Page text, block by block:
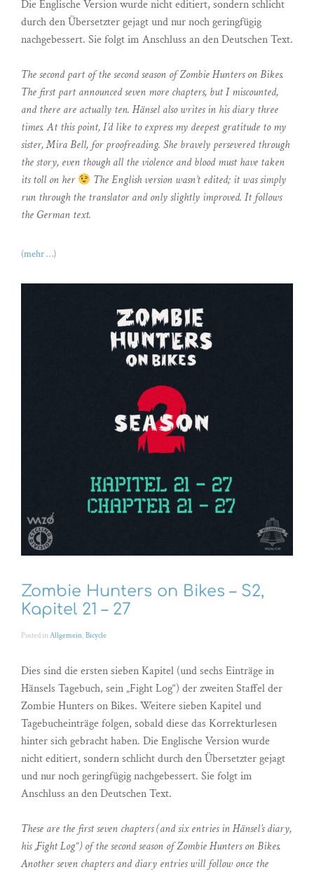
Die Englische Version wurde nicht editiert, sondern schlicht
durch den Übersetzter gejagt und nur noch geringfügig
nachgebessert. Sie folgt im Anschluss an den Deutschen Text.
The second part of the second season of Zombie Hunters on Bikes.
The first part announced seven more chapters, but I miscounted,
and there are actually ten. Hänsel also writes in his diary three
times. At this point, I’d like to express my deepest gratitude to my
sister, Mira Bell, for proofreading. She bravely persevered through
the story, even though all the violence and blood must have taken
its toll on her
The English version wasn’t edited; it was simply
run through the translator and only slightly improved. It follows
the German text.
(mehr …)
Zombie Hunters on Bikes – S2,
Kapitel 21 – 27
Posted in Allgemein, Bicycle
Dies sind die ersten sieben Kapitel (und sechs Einträge in
Hänsels Tagebuch, sein „Fight Log“) der zweiten Staffel der
Zombie Hunters on Bikes. Weitere sieben Kapitel und
Tagebucheinträge folgen, sobald diese das Korrekturlesen
hinter sich gebracht haben. Die Englische Version wurde
nicht editiert, sondern schlicht durch den Übersetzter gejagt
und nur noch geringfügig nachgebessert. Sie folgt im
Anschluss an den Deutschen Text.
These are the first seven chapters (and six entries in Hänsel’s diary,
his „Fight Log“) of the second season of Zombie Hunters on Bikes.
Another seven chapters and diary entries will follow once the